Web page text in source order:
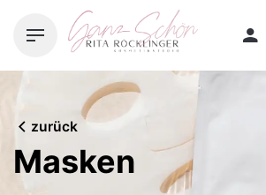
zurück
Masken